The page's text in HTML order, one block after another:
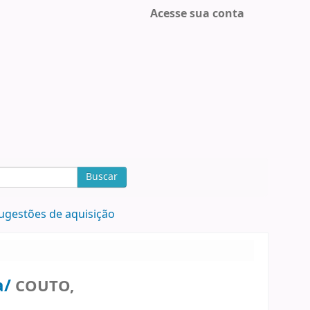
Acesse sua conta
Buscar
de aquisição
COUTO,